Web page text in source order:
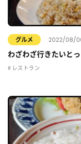
グルメ 2022/08/
わざわざ行きたいと
レストラン